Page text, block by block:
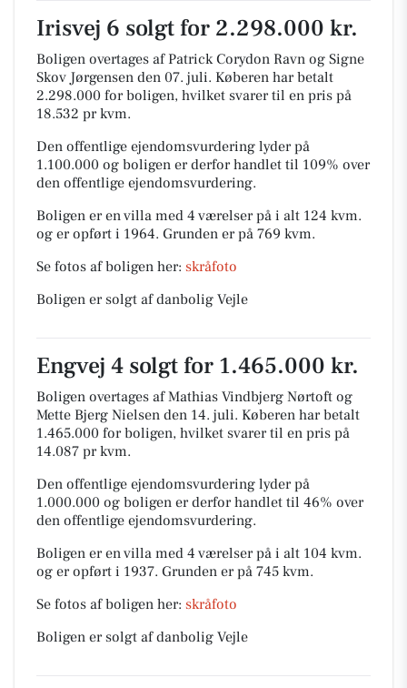
Irisvej 6 solgt for 2.298.000 kr.
Boligen overtages af Patrick Corydon Ravn og Signe
Skov Jørgensen den 07. juli. Køberen har betalt
2.298.000 for boligen, hvilket svarer til en pris på
18.532 pr kvm.
Den offentlige ejendomsvurdering lyder på
1.100.000 og boligen er derfor handlet til 109% over
den offentlige ejendomsvurdering.
Boligen er en villa med 4 værelser på i alt 124 kvm.
og er opført i 1964. Grunden er på 769 kvm.
Se fotos af boligen her: skråfoto
Boligen er solgt af danbolig Vejle
Engvej 4 solgt for 1.465.000 kr.
Boligen overtages af Mathias Vindbjerg Nørtoft og
Mette Bjerg Nielsen den 14. juli. Køberen har betalt
1.465.000 for boligen, hvilket svarer til en pris på
14.087 pr kvm.
Den offentlige ejendomsvurdering lyder på
1.000.000 og boligen er derfor handlet til 46% over
den offentlige ejendomsvurdering.
Boligen er en villa med 4 værelser på i alt 104 kvm.
og er opført i 1937. Grunden er på 745 kvm.
Se fotos af boligen her: skråfoto
Boligen er solgt af danbolig Vejle